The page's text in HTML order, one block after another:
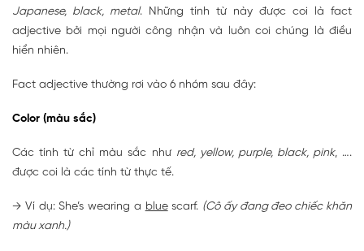
Japanese, black, metal. Những tính từ này được coi là fact
adjective bởi mọi người công nhận và luôn coi chúng là điều
hiển nhiên.
Fact adjective thường rơi vào 6 nhóm sau đây:
Color (màu sắc)
Các tính từ chỉ màu sắc như red, yellow, purple, black, pink, ….
được coi là các tính từ thực tế.
→ Ví dụ: She’s wearing a bluescarf. (Cô ấy đang đeo chiếc khăn
màu xanh.)